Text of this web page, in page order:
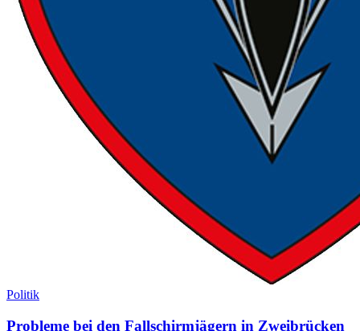
Politik
Probleme bei den Fallschirmjägern in Zweibrücken